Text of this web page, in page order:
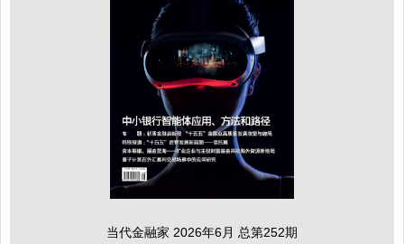
当代金融家 2026年6月 总第252期